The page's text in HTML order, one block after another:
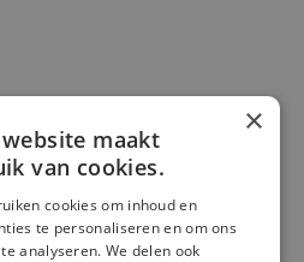
×
website maakt
van cookies.
cookies om inhoud en
te personaliseren en om ons
analyseren. We delen ook